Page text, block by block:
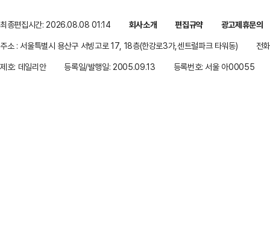
최종편집시간: 2026.08.08 01:14 회사소개 편집규약
광고제휴문의
주소 : 서울특별시 용산구 서빙고로 17, 18층(한강로3가,센트럴파크 타워동)
전
제호: 데일리안
등록일/발행일: 2005.09.13 등록번호: 서울 아00055